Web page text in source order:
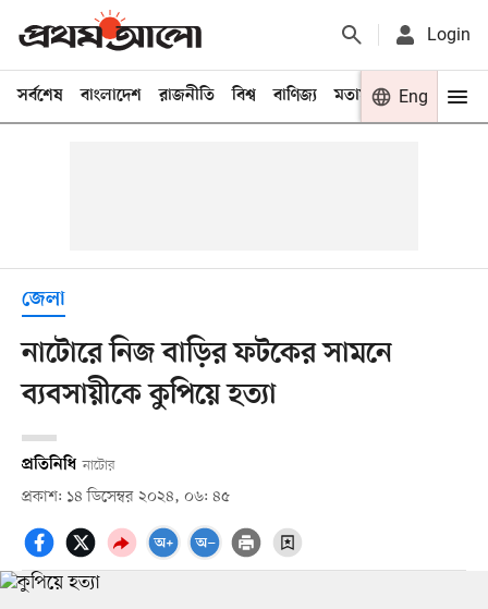
Login
সর্বশেষ বাংলাদেশ রাজনীতি বিশ্ব বাণিজ্য মতামত খেলা
Eng
জেলা
নাটোরে নিজ বাড়ির ফটকের সামনে
ব্যবসায়ীকে কুপিয়ে হত্যা
প্রতিনিধি নাটোর
প্রকাশ: ১৪ ডিসেম্বর ২০২৪, ০৬: ৪৫